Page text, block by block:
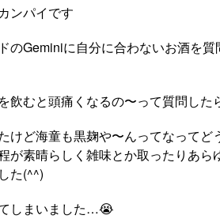
ンパイです
のGeminiに自分に合わないお酒を
飲むと頭痛くなるの〜って質問した
けど海童も黒麹や〜んってなって
が素晴らしく雑味とか取ったりあ
た(^^)
しまいました…😭